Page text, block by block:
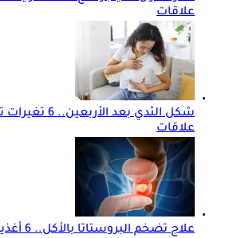
علاقات
شكل الثدي بعد الأربعين.. 6 تغيرات تطرأ عليه عند النساء
علاقات
علاج تضخم البروستاتا بالأكل.. 6 أغذية تساعد على تصغيرها